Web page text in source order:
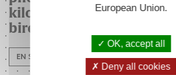
kilohertz frame rate using
birefringence-based
EN SAVOIR PLUS
European Union.
OK, accept all
Deny all cookies